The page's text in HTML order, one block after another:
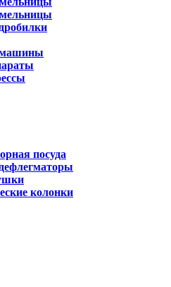
посуда
колонки